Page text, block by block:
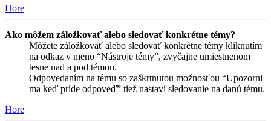
Hore
Ako môžem záložkovať alebo sledovať konkrétne témy?
Môžete záložkovať alebo sledovať konkrétne témy kliknutím
na odkaz v meno “Nástroje témy”, zvyčajne umiestnenom
tesne nad a pod témou.
Odpovedaním na tému so zaškrtnutou možnosťou “Upozorni
ma keď príde odpoveď” tiež nastaví sledovanie na danú tému.
Hore